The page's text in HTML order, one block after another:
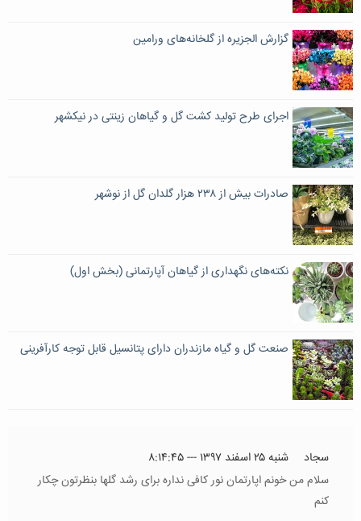
گزارش الجزیره از گلخانه‌های ورامین
اجرای طرح تولید کشت گل و گیاهان زینتی در نیکشهر
صادرات بیش از ۲۳۸ هزار گلدان گل از نوشهر
نکته‌های نگهداری از گیاهان آپارتمانی (بخش اول)
صنعت گل و گیاه مازندران دارای پتانسیل قابل توجه کارآفرینی
سجاد
شنبه ۲۵ اسفند ۱۳۹۷ --- ۸:۱۴:۴۵
سلام من خونم اپارتمان نور کافی نداره برای رشد گلها بنظرتون چکار
کنم